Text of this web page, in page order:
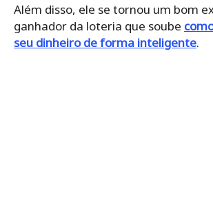
Além disso, ele se tornou um bom
ganhador da loteria que soube
seu dinheiro de forma inteligente.